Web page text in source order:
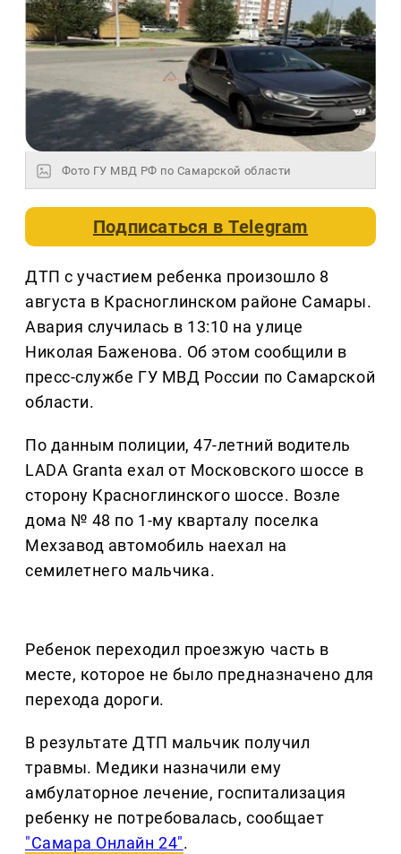
Фото ГУ МВД РФ по Самарской области
Подписаться вTelegram
ДТП с участием ребенка произошло 8
августа в Красноглинском районе Самары.
Авария случилась в 13:10 на улице
Николая Баженова. Об этом сообщили в
пресс-службе ГУ МВД России по Самарской
области.
По данным полиции, 47-летний водитель
LADA Granta ехал от Московского шоссе в
сторону Красноглинского шоссе. Возле
дома № 48 по 1-му кварталу поселка
Мехзавод автомобиль наехал на
семилетнего мальчика.
Ребенок переходил проезжую часть в
месте, которое не было предназначено для
перехода дороги.
В результате ДТП мальчик получил
травмы. Медики назначили ему
амбулаторное лечение, госпитализация
ребенку не потребовалась, сообщает
"Самара Онлайн 24".